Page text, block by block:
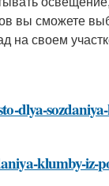
вы сможете
на своем
dlya-
klumby-iz-